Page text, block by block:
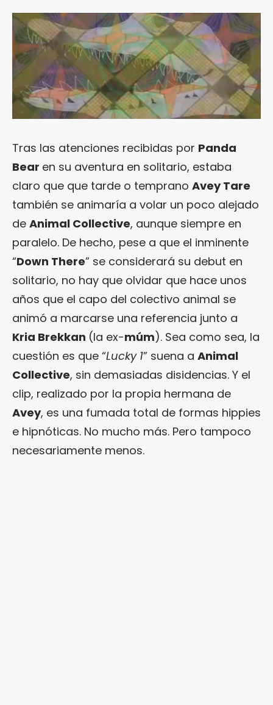
Tras las atenciones recibidas por Panda
Bear en su aventura en solitario, estaba
claro que que tarde o temprano Avey Tare
también se animaría a volar un poco alejado
de Animal Collective, aunque siempre en
paralelo. De hecho, pese a que el inminente
“Down There” se considerará su debut en
solitario, no hay que olvidar que hace unos
años que el capo del colectivo animal se
animó a marcarse una referencia junto a
Kria Brekkan (la ex-múm). Sea como sea, la
cuestión es que “Lucky 1” suena a Animal
Collective, sin demasiadas disidencias. Y el
clip, realizado por la propia hermana de
Avey, es una fumada total de formas hippies
e hipnóticas. No mucho más. Pero tampoco
necesariamente menos.